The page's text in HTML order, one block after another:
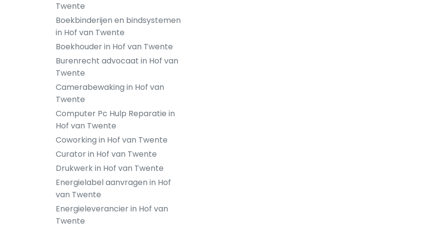
Twente
Boekbinderijen en bindsystemen
in Hof van Twente
Boekhouder in Hof van Twente
Burenrecht advocaat in Hof van
Twente
Camerabewaking in Hof van
Twente
Computer Pc Hulp Reparatie in
Hof van Twente
Coworking in Hof van Twente
Curator in Hof van Twente
Drukwerk in Hof van Twente
Energielabel aanvragen in Hof
van Twente
Energieleverancier in Hof van
Twente